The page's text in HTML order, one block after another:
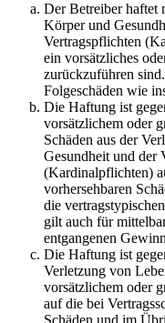
Der Betreiber haftet
Körper und
Vertragspflichten
ein vorsätzliches
zurückzuführen
Folgeschäden wie
Die Haftung ist
vorsätzlichem oder
Schäden aus der
Gesundheit und der
(Kardinalpflichten)
vorhersehbaren
die
gilt auch für
entgangenen
Die Haftung ist
Verletzung von
vorsätzlichem oder
auf die bei